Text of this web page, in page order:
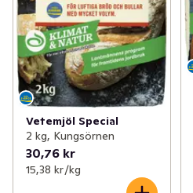
Vetemjöl Special
2 kg, Kungsörnen
30,76 kr
15,38 kr /kg